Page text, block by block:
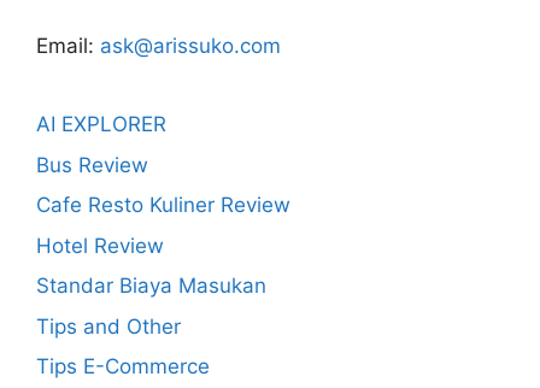
Email: ask@arissuko.com
AI EXPLORER
Bus Review
Cafe Resto Kuliner Review
Hotel Review
Standar Biaya Masukan
Tips and Other
Tips E-Commerce